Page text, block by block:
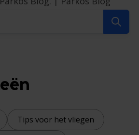
Tips voor het vliegen